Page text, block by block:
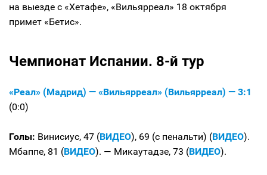
на выезде с «Хетафе», «Вильярреал» 18 октября
примет «Бетис».
Чемпионат Испании. 8-й тур
«Реал» (Мадрид) — «Вильярреал» (Вильярреал) — 3:1
(0:0)
Голы: Винисиус, 47 (ВИДЕО), 69 (с пенальти) (ВИДЕО).
Мбаппе, 81 (ВИДЕО). — Микаутадзе, 73 (ВИДЕО).